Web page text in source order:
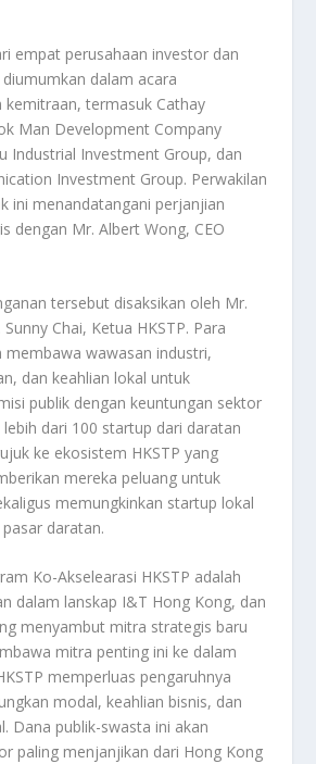
empat perusahaan investor dan
dalam acara
kemitraan, termasuk Cathay
Man Development Company
Industrial Investment Group, dan
Investment Group. Perwakilan
ini menandatangani perjanjian
dengan Mr. Albert Wong, CEO
tersebut disaksikan oleh Mr.
Chai, Ketua HKSTP. Para
membawa wawasan industri,
dan keahlian lokal untuk
publik dengan keuntungan sektor
lebih dari 100 startup dari daratan
ke ekosistem HKSTP yang
mereka peluang untuk
memungkinkan startup lokal
daratan.
Ko-Akselearasi HKSTP adalah
dalam lanskap I&T Hong Kong, dan
menyambut mitra strategis baru
mitra penting ini ke dalam
memperluas pengaruhnya
modal, keahlian bisnis, dan
Dana publik-swasta ini akan
paling menjanjikan dari Hong Kong